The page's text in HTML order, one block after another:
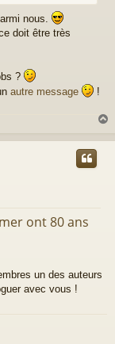
nous.
doit être très
?
autre message !
u
ont 80 ans
un des auteurs
avec vous !